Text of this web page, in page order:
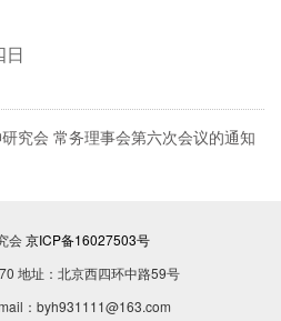
究会 常务理事会第六次会议的通知
会京ICP备16027503号
地址：北京西四环中路59号
：byh931111@163.com